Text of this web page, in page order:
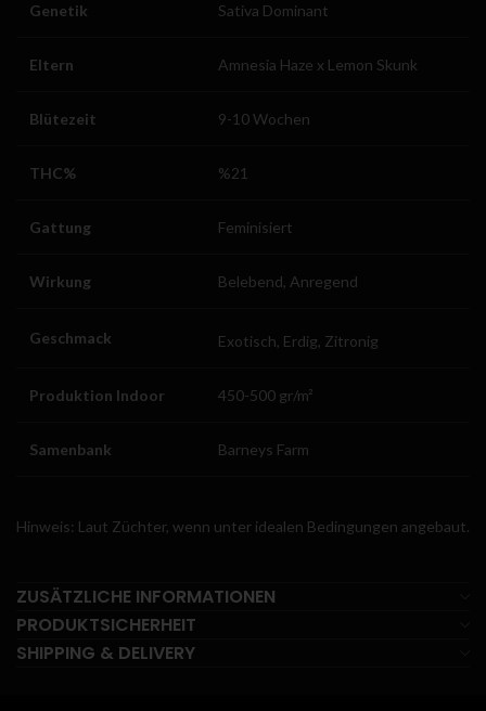
Genetik Sativa Dominant
Eltern Amnesia Haze x Lemon Skunk
Blütezeit 9-10 Wochen
THC% %21
Gattung Feminisiert
Wirkung Belebend, Anregend
Geschmack Exotisch, Erdig, Zitronig
Produktion Indoor 450-500 gr/m²
Samenbank Barneys Farm
Hinweis: Laut Züchter, wenn unter idealen Bedingungen angebaut.
ZUSÄTZLICHE INFORMATIONEN
PRODUKTSICHERHEIT
SHIPPING & DELIVERY